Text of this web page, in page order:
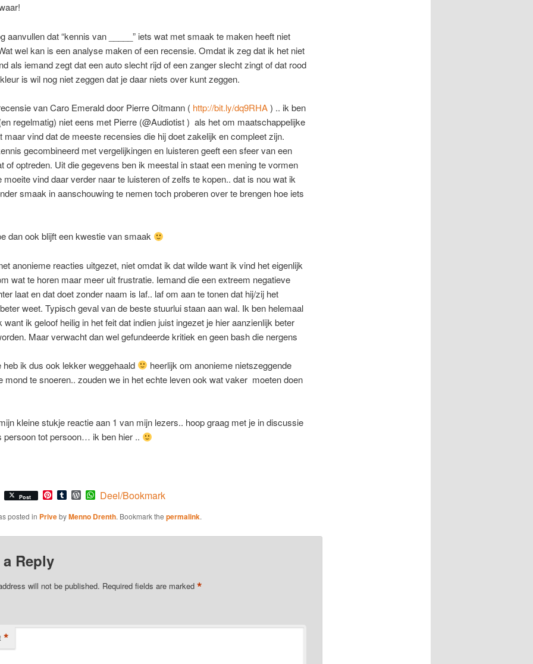
aanvullen dat “kennis van _____” iets wat met smaak te maken heeft niet
wel kan is een analyse maken of een recensie. Omdat ik zeg dat ik het niet
als iemand zegt dat een auto slecht rijd of een zanger slecht zingt of dat rood
is wil nog niet zeggen dat je daar niets over kunt zeggen.
van Caro Emerald door Pierre Oitmann (http://bit.ly/dq9RHA) .. ik ben
regelmatig) niet eens met Pierre (@Audiotist ) als het om maatschappelijke
maar vind dat de meeste recensies die hij doet zakelijk en compleet zijn.
gecombineerd met vergelijkingen en luisteren geeft een sfeer van een
of optreden. Uit die gegevens ben ik meestal in staat een mening te vormen
moeite vind daar verder naar te luisteren of zelfs te kopen.. dat is nou wat ik
smaak in aanschouwing te nemen toch proberen over te brengen hoe iets
dan ook blijft een kwestie van smaak
anonieme reacties uitgezet, niet omdat ik dat wilde want ik vind het eigenlijk
wat te horen maar meer uit frustratie. Iemand die een extreem negatieve
laat en dat doet zonder naam is laf.. laf om aan te tonen dat hij/zij het
weet. Typisch geval van de beste stuurlui staan aan wal. Ik ben helemaal
want ik geloof heilig in het feit dat indien juist ingezet je hier aanzienlijk beter
Maar verwacht dan wel gefundeerde kritiek en geen bash die nergens
heb ik dus ook lekker weggehaald
heerlijk om anonieme nietszeggende
mond te snoeren.. zouden we in het echte leven ook wat vaker moeten doen
kleine stukje reactie aan 1 van mijn lezers.. hoop graag met je in discussie
persoon tot persoon… ik ben hier ..
Post Pinterest
TumblrWordPress
WhatsApp
Deel/Bookmark
posted in PrivebyMenno Drenth. Bookmark the permalink.
a Reply
will not be published. Required fields are marked *
*